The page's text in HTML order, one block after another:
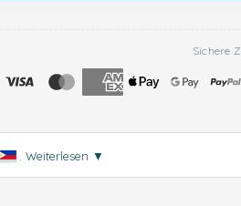
Sichere
Weiterlesen ▼